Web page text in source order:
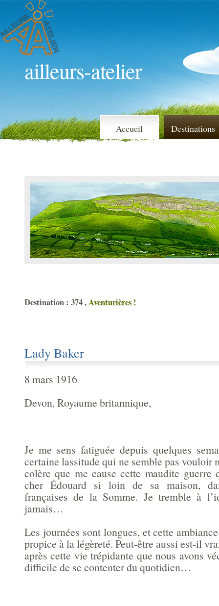
ailleurs-atelier
Accueil Destinations
Destination : 374 ,Aventurières !
Lady Baker
8 mars 1916
Devon, Royaume britannique,
Je me sens fatiguée depuis quelques
certaine lassitude qui ne semble pas vouloir
colère que me cause cette maudite guerre
cher Édouard si loin de sa maison,
françaises de la Somme. Je tremble à
jamais…
Les journées sont longues, et cette
propice à la légèreté. Peut-être aussi est-il
après cette vie trépidante que nous avons
difficile de se contenter du quotidien…